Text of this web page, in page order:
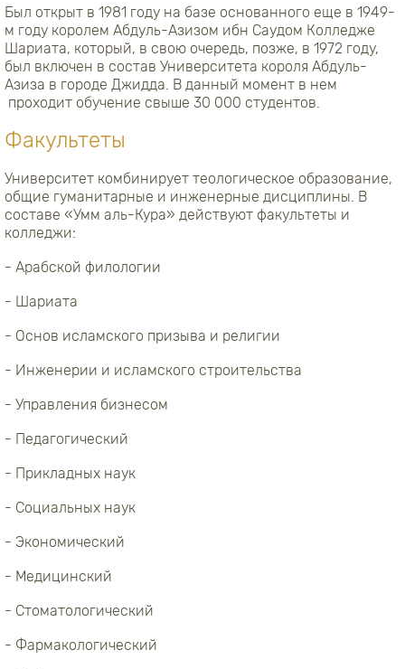
Был открыт в 1981 году на базе основанного еще в 1949-
м году королем Абдуль-Азизом ибн Саудом Колледже
Шариата, который, в свою очередь, позже, в 1972 году,
был включен в состав Университета короля Абдуль-
Азиза в городе Джидда. В данный момент в нем
проходит обучение свыше 30 000 студентов.
Факультеты
Университет комбинирует теологическое образование,
общие гуманитарные и инженерные дисциплины. В
составе «Умм аль-Кура» действуют факультеты и
колледжи:
- Арабской филологии
- Шариата
- Основ исламского призыва и религии
- Инженерии и исламского строительства
- Управления бизнесом
- Педагогический
- Прикладных наук
- Социальных наук
- Экономический
- Медицинский
- Стоматологический
- Фармакологический